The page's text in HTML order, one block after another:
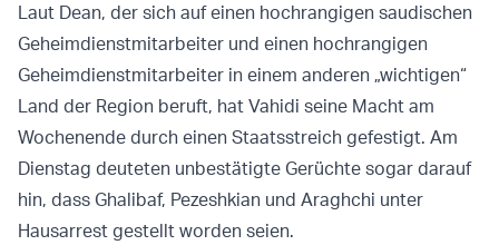
Laut Dean, der sich auf einen hochrangigen saudischen
Geheimdienstmitarbeiter und einen hochrangigen
Geheimdienstmitarbeiter in einem anderen „wichtigen“
Land der Region beruft, hat Vahidi seine Macht am
Wochenende durch einen Staatsstreich gefestigt. Am
Dienstag deuteten unbestätigte Gerüchte sogar darauf
hin, dass Ghalibaf, Pezeshkian und Araghchi unter
Hausarrest gestellt worden seien.